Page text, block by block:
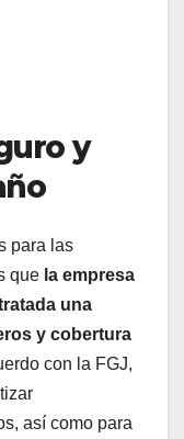
y
para las
que la empresa
una
y cobertura
con la FGJ,
así como para